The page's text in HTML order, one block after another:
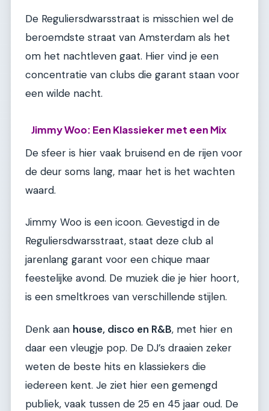
De Reguliersdwarsstraat is misschien wel de
beroemdste straat van Amsterdam als het
om het nachtleven gaat. Hier vind je een
concentratie van clubs die garant staan voor
een wilde nacht.
Jimmy Woo: Een Klassieker met een Mix
De sfeer is hier vaak bruisend en de rijen voor
de deur soms lang, maar het is het wachten
waard.
Jimmy Woo is een icoon. Gevestigd in de
Reguliersdwarsstraat, staat deze club al
jarenlang garant voor een chique maar
feestelijke avond. De muziek die je hier hoort,
is een smeltkroes van verschillende stijlen.
Denk aan house, disco en R&B, met hier en
daar een vleugje pop. De DJ’s draaien zeker
weten de beste hits en klassiekers die
iedereen kent. Je ziet hier een gemengd
publiek, vaak tussen de 25 en 45 jaar oud. De